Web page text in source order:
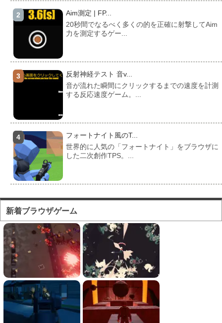
Aim測定 | FP...
20秒間でなるべく多くの的を正確に射撃してAim
力を測定するゲー...
反射神経テスト 音v...
音が流れた瞬間にクリックするまでの速度を計測
する反応速度ゲーム。...
フォートナイト風のT...
世界的に人気の「フォートナイト」をブラウザに
した二次創作TPS。...
フォートナイト風のマ...
対人ゲームとしてかなり人気の高い「フォートナ
イト」をブラウザで遊...
フォートナイト風の建...
フォートナイト風の建築バトルが楽しめる無料ブ
ラウザTPS。
海賊を早撃ちで倒すA...
新着ブラウザゲーム